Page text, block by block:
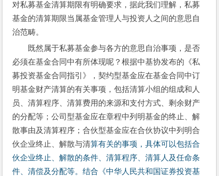
对私募基金清算期限有明确要求，据此我们理解，私募
基金的清算期限当属基金管理人与投资人之间的意思自
治范畴。
既然属于私募基金参与各方的意思自治事项，是否
必须在基金合同中有所体现呢？根据中基协发布的《私
募投资基金合同指引》，契约型基金应在基金合同中订
明基金财产清算的有关事项，包括清算小组的组成和人
员、清算程序、清算费用的来源和支付方式、剩余财产
的分配等；公司型基金应在章程中列明基金的终止、解
散事由及清算程序；合伙型基金应在合伙协议中列明合
伙企业终止、解散与清算有关的事项，具体可以包括合
伙企业终止、解散的条件、清算程序、清算人及任命条
件、清偿及分配等。结合《中华人民共和国证券投资基